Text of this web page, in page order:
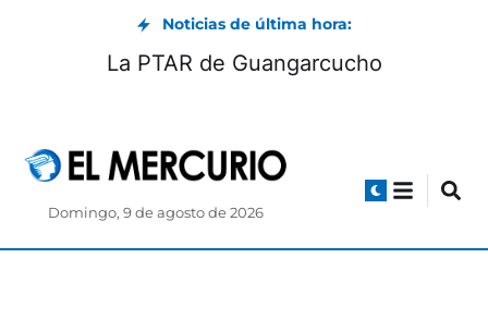
Noticias de última hora:
La PTAR de Guangarcucho
Domingo, 9 de agosto de 2026